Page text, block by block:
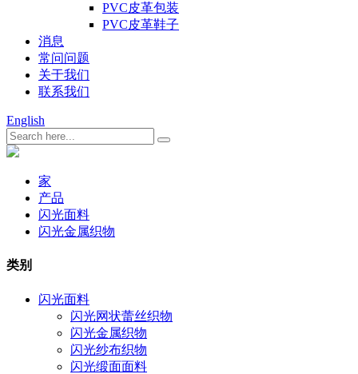
PVC皮革包装
PVC皮革鞋子
消息
常问问题
关于我们
联系我们
English
家
产品
闪光面料
闪光金属织物
类别
闪光面料
闪光网状蕾丝织物
闪光金属织物
闪光纱布织物
闪光缎面面料